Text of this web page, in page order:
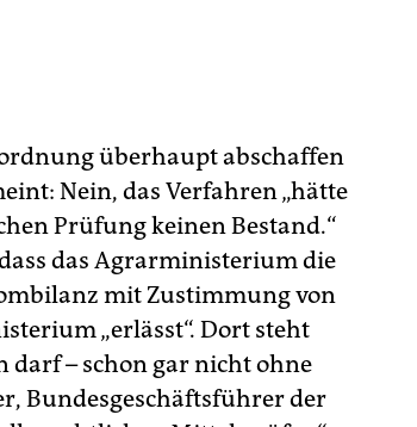
überhaupt abschaffen
Nein, das Verfahren „hätte
Prüfung keinen Bestand.“
das Agrarministerium die
mit Zustimmung von
„erlässt“. Dort steht
darf – schon gar nicht ohne
Bundesgeschäftsführer der